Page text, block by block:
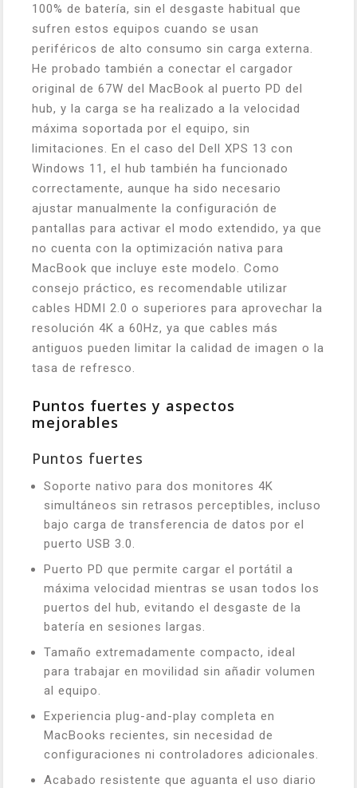
100% de batería, sin el desgaste habitual que
sufren estos equipos cuando se usan
periféricos de alto consumo sin carga externa.
He probado también a conectar el cargador
original de 67W del MacBook al puerto PD del
hub, y la carga se ha realizado a la velocidad
máxima soportada por el equipo, sin
limitaciones. En el caso del Dell XPS 13 con
Windows 11, el hub también ha funcionado
correctamente, aunque ha sido necesario
ajustar manualmente la configuración de
pantallas para activar el modo extendido, ya que
no cuenta con la optimización nativa para
MacBook que incluye este modelo. Como
consejo práctico, es recomendable utilizar
cables HDMI 2.0 o superiores para aprovechar la
resolución 4K a 60Hz, ya que cables más
antiguos pueden limitar la calidad de imagen o la
tasa de refresco.
Puntos fuertes y aspectos
mejorables
Puntos fuertes
Soporte nativo para dos monitores 4K
simultáneos sin retrasos perceptibles, incluso
bajo carga de transferencia de datos por el
puerto USB 3.0.
Puerto PD que permite cargar el portátil a
máxima velocidad mientras se usan todos los
puertos del hub, evitando el desgaste de la
batería en sesiones largas.
Tamaño extremadamente compacto, ideal
para trabajar en movilidad sin añadir volumen
al equipo.
Experiencia plug-and-play completa en
MacBooks recientes, sin necesidad de
configuraciones ni controladores adicionales.
Acabado resistente que aguanta el uso diario